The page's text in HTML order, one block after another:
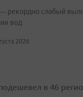
рекордно слабый
вод
2026
в 46